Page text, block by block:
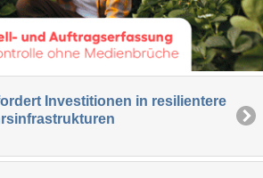
Investitionen in resilientere